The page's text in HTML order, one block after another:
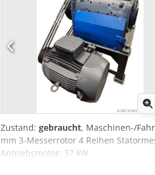
Zustand: gebraucht, Maschinen-/
mm 3-Messerrotor 4 Reihen
Antriebsmotor: 37 kW